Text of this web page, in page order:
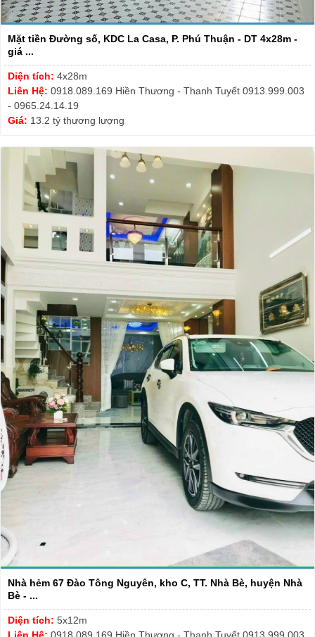
Mặt tiền Đường số, KDC La Casa, P. Phú Thuận - DT 4x28m -
giá ...
Diện tích: 4x28m
Liên Hệ: 0918.089.169 Hiền Thương - Thanh Tuyết 0913.999.003
- 0965.24.14.19
Giá: 13.2 tỷ thương lượng
Nhà hẻm 67 Đào Tông Nguyên, kho C, TT. Nhà Bè, huyện Nhà
Bè - ...
Diện tích: 5x12m
Liên Hệ: 0918.089.169 Hiền Thương - Thanh Tuyết 0913.999.003